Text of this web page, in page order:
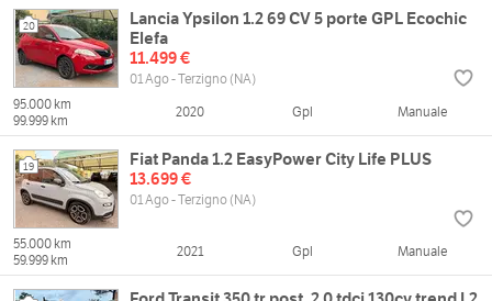
20
Lancia Ypsilon 1.2 69 CV 5 porte GPL Ecochic
Elefa
11.499 €
01 Ago - Terzigno (NA)
95.000 km
99.999 km
2020 Gpl Manuale
19
Fiat Panda 1.2 EasyPower City Life PLUS
13.699 €
01 Ago - Terzigno (NA)
55.000 km
59.999 km
2021 Gpl Manuale